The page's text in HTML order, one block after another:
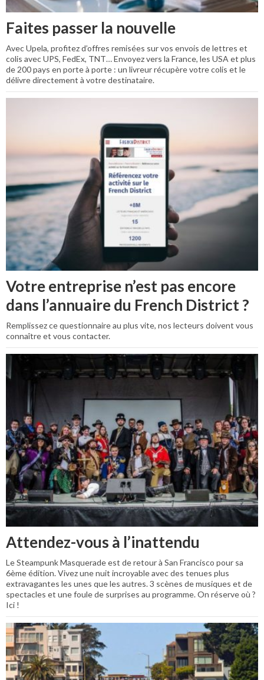
Faites passer la nouvelle
Avec Upela, profitez d’offres remisées sur vos envois de lettres et
colis avec UPS, FedEx, TNT… Envoyez vers la France, les USA et plus
de 200 pays en porte à porte : un livreur récupère votre colis et le
délivre directement à votre destinataire.
Votre entreprise n’est pas encore
dans l’annuaire du French District ?
Remplissez ce questionnaire au plus vite, nos lecteurs doivent vous
connaître et vous contacter.
Attendez-vous à l’inattendu
Le Steampunk Masquerade est de retour à San Francisco pour sa
6ème édition. Vivez une nuit incroyable avec des tenues plus
extravagantes les unes que les autres. 3 scènes de musiques et de
spectacles et une foule de surprises au programme. On réserve où ?
Ici !